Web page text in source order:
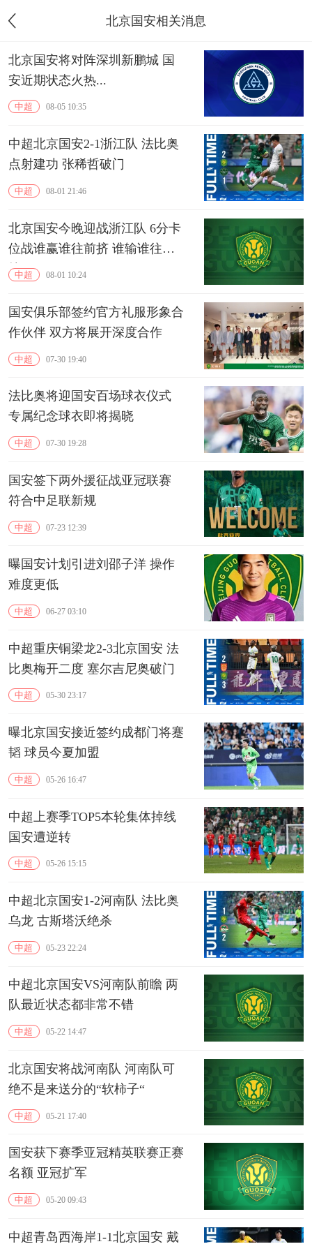
北京国安相关消息
北京国安将对阵深圳新鹏城 国
安近期状态火热...
中超 08-05 10:35
中超北京国安2-1浙江队 法比奥
点射建功 张稀哲破门
中超 08-01 21:46
北京国安今晚迎战浙江队 6分卡
位战谁赢谁往前挤 谁输谁往下
掉中超 08-01 10:24
国安俱乐部签约官方礼服形象合
作伙伴 双方将展开深度合作
中超 07-30 19:40
法比奥将迎国安百场球衣仪式
专属纪念球衣即将揭晓
中超 07-30 19:28
国安签下两外援征战亚冠联赛
符合中足联新规
中超 07-23 12:39
曝国安计划引进刘邵子洋 操作
难度更低
中超 06-27 03:10
中超重庆铜梁龙2-3北京国安 法
比奥梅开二度 塞尔吉尼奥破门
中超 05-30 23:17
曝北京国安接近签约成都门将蹇
韬 球员今夏加盟
中超 05-26 16:47
中超上赛季TOP5本轮集体掉线
国安遭逆转
中超 05-26 15:15
中超北京国安1-2河南队 法比奥
乌龙 古斯塔沃绝杀
中超 05-23 22:24
中超北京国安VS河南队前瞻 两
队最近状态都非常不错
中超 05-22 14:47
北京国安将战河南队 河南队可
绝不是来送分的“软柿子“
中超 05-21 17:40
国安获下赛季亚冠精英联赛正赛
名额 亚冠扩军
中超 05-20 09:43
中超青岛西海岸1-1北京国安 戴